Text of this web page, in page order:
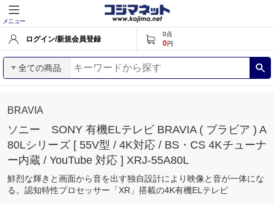
メニュー
ログイン/新規会員登録
0点
0円
全ての商品
BRAVIA
ソニー SONY 有機ELテレビ BRAVIA ( ブラビア ) A
80Lシリーズ [ 55V型 / 4K対応 / BS・CS 4Kチューナ
ー内蔵 / YouTube 対応 ] XRJ-55A80L
鮮烈な輝きと画面から音を出す独自設計により映像と音が一体にな
る。認知特性プロセッサー「XR」搭載の4K有機ELテレビ